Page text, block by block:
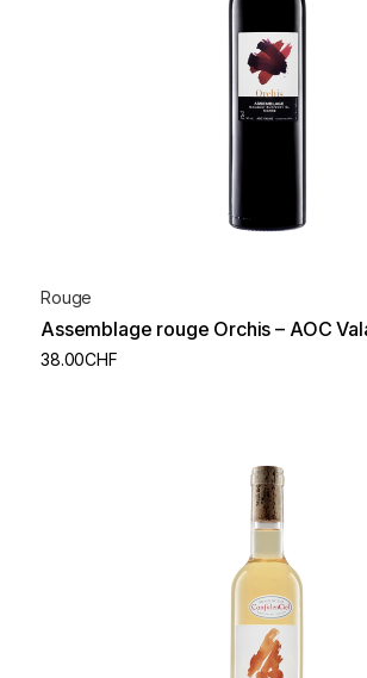
Rouge
Assemblage rouge Orchis – AOC
38.00CHF